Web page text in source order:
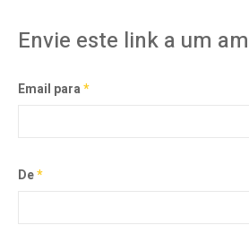
Envie este link a um
Email para*
De*